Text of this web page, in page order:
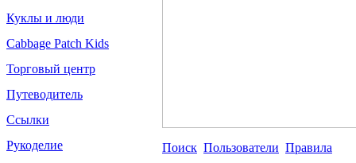
Куклы и люди
Cabbage Patch Kids
Торговый центр
Путеводитель
Ссылки
Рукоделие
Поиск Пользователи Правила